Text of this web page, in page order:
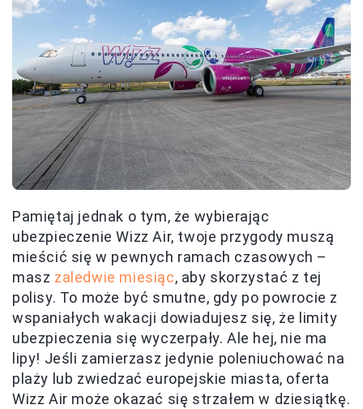
Pamiętaj jednak o tym, że wybierając
ubezpieczenie Wizz Air, twoje przygody muszą
mieścić się w pewnych ramach czasowych –
masz zaledwie miesiąc, aby skorzystać z tej
polisy. To może być smutne, gdy po powrocie z
wspaniałych wakacji dowiadujesz się, że limity
ubezpieczenia się wyczerpały. Ale hej, nie ma
lipy! Jeśli zamierzasz jedynie poleniuchować na
plaży lub zwiedzać europejskie miasta, oferta
Wizz Air może okazać się strzałem w dziesiątkę.